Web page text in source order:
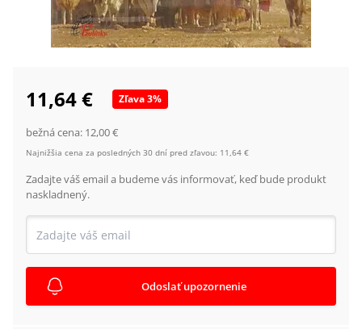
11,64 € Zľava3%
bežná cena: 12,00 €
Najnižšia cena za posledných 30 dní pred zľavou: 11,64 €
Zadajte váš email a budeme vás informovať, keď bude produkt
naskladnený.
Odoslať upozornenie